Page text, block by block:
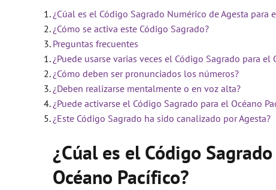
¿Cúal es el Código Sagrado Numérico de Agesta para
¿Cómo se activa este Código Sagrado?
Preguntas frecuentes
¿Puede usarse varias veces el Código Sagrado para el
¿Cómo deben ser pronunciados los números?
¿Deben realizarse mentalmente o en voz alta?
¿Puede activarse el Código Sagrado para el Océano
¿Este Código Sagrado ha sido canalizado por Agesta?
¿Cúal es el Código
Océano Pacífico?